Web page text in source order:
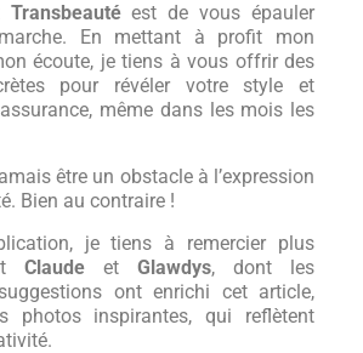
Transbeautéest de vous épauler
En mettant à profit mon
écoute, je tiens à vous offrir des
pour révéler votre style et
même dans les mois les
être un obstacle à l’expression
Bien au contraire !
je tiens à remercier plus
Claude et Glawdys, dont les
ont enrichi cet article,
photos inspirantes, qui reflètent